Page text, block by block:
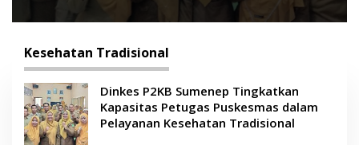
Kesehatan Tradisional
Dinkes P2KB Sumenep Tingkatkan
Kapasitas Petugas Puskesmas dalam
Pelayanan Kesehatan Tradisional